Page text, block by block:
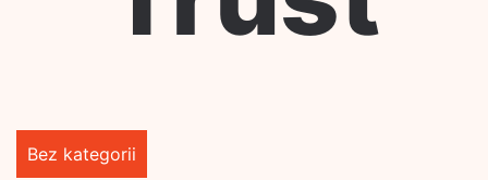
Bez kategorii